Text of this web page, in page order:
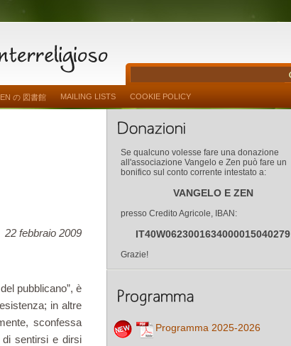
の 図書館 MAILING LISTS COOKIE POLICY
22 febbraio 2009
pubblicano”, è
in altre
sconfessa
di sentirsi e dirsi
Se qualcuno volesse fare una donazione
all'associazione Vangelo e Zen può fare un
bonifico sul conto corrente intestato a:
VANGELO E ZEN
presso Credito Agricole, IBAN:
IT40W0623001634000015040279
Grazie!
Programma 2025-2026